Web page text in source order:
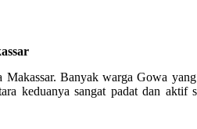
Banyak warga Gowa
keduanya sangat padat dan aktif